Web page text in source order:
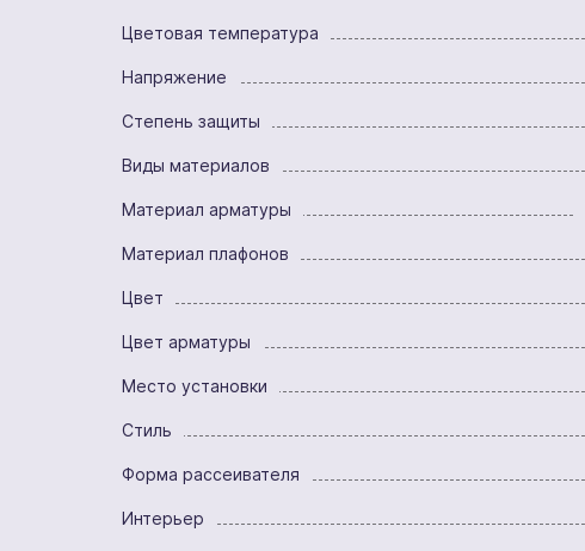
Цветовая температура
Напряжение
Степень защиты
Виды материалов
Материал арматуры
Материал плафонов
Цвет
Цвет арматуры
Место установки
Стиль
Форма рассеивателя
Интерьер